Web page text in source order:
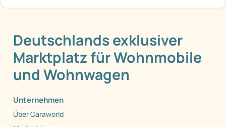
Deutschlands exklusiver
Marktplatz für Wohnmobile
und Wohnwagen